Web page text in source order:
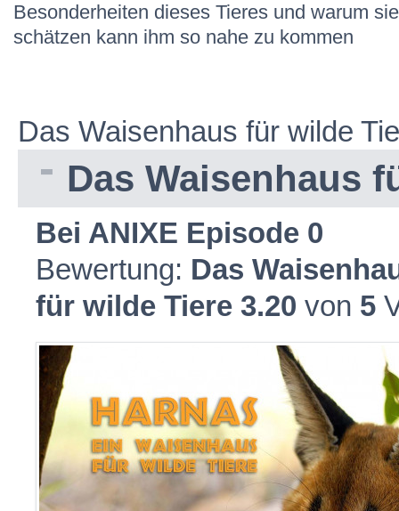
Besonderheiten dieses Tieres und warum
schätzen kann ihm so nahe zu kommen
Das Waisenhaus für wilde
Das Waisenhaus
Bei ANIXE Episode 0
Bewertung: Das
für wilde Tiere 3.20 von 5